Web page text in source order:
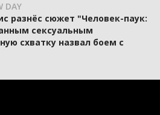
DAY
разнёс сюжет "Человек-паук:
сексуальным
схватку назвал боем с